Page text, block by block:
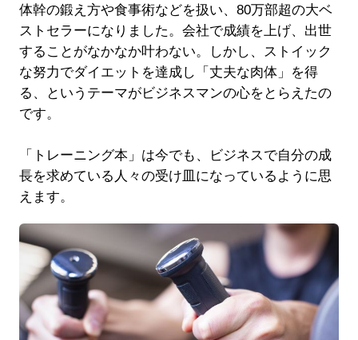
体幹の鍛え方や食事術などを扱い、80万部超の大ベ
ストセラーになりました。会社で成績を上げ、出世
することがなかなか叶わない。しかし、ストイック
な努力でダイエットを達成し「丈夫な肉体」を得
る、というテーマがビジネスマンの心をとらえたの
です。
「トレーニング本」は今でも、ビジネスで自分の成
長を求めている人々の受け皿になっているように思
えます。